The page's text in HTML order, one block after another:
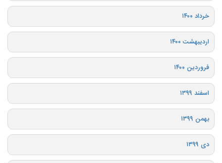
خرداد ۱۴۰۰
اردیبهشت ۱۴۰۰
فروردین ۱۴۰۰
اسفند ۱۳۹۹
بهمن ۱۳۹۹
دی ۱۳۹۹